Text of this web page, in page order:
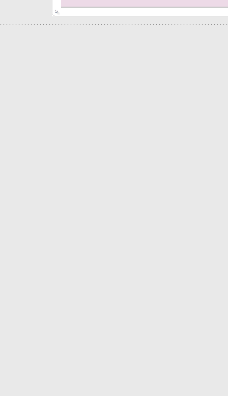
. . . . . . . . . . . . . . . . . . . . . . . . . . . . . . . . . . . . . . . . . . . . . . . . . . . . . . . . . . . . . . . . . . . . . . . . . . .